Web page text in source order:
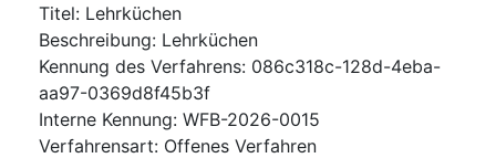
Titel: Lehrküchen
Beschreibung: Lehrküchen
Kennung des Verfahrens: 086c318c-128d-4eba-
aa97-0369d8f45b3f
Interne Kennung: WFB-2026-0015
Verfahrensart: Offenes Verfahren